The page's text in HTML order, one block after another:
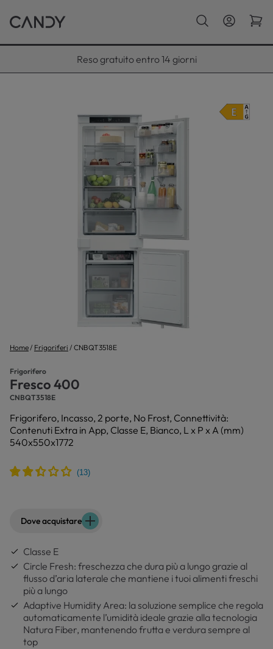
Paga con Klarna fino a 12 rate
Home Frigoriferi CNBQT3518E
Frigorifero
Fresco 400
CNBQT3518E
Frigorifero, Incasso, 2 porte, No Frost, Connettività:
Contenuti Extra in App, Classe E, Bianco, L x P x A (mm)
540x550x1772
Dove acquistare
Classe E
Circle Fresh: freschezza che dura più a lungo grazie al
flusso d’aria laterale che mantiene i tuoi alimenti freschi
più a lungo
Adaptive Humidity Area: la soluzione semplice che regola
automaticamente l’umidità ideale grazie alla tecnologia
Natura Fiber, mantenendo frutta e verdura sempre al
top